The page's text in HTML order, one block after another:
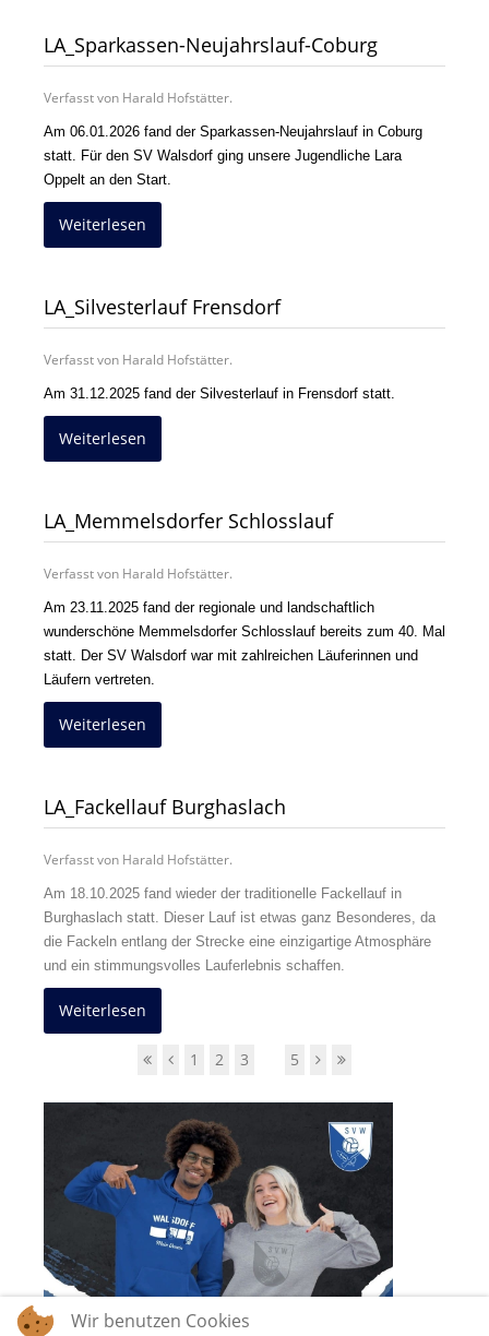
LA_Sparkassen-Neujahrslauf-Coburg
Verfasst von Harald Hofstätter.
Am 06.01.2026 fand der Sparkassen-Neujahrslauf in Coburg
statt. Für den SV Walsdorf ging unsere Jugendliche Lara
Oppelt an den Start.
Weiterlesen
LA_Silvesterlauf Frensdorf
Verfasst von Harald Hofstätter.
Am 31.12.2025 fand der Silvesterlauf in Frensdorf statt.
Weiterlesen
LA_Memmelsdorfer Schlosslauf
Verfasst von Harald Hofstätter.
Am 23.11.2025 fand der regionale und landschaftlich
wunderschöne Memmelsdorfer Schlosslauf bereits zum 40. Mal
statt. Der SV Walsdorf war mit zahlreichen Läuferinnen und
Läufern vertreten.
Weiterlesen
LA_Fackellauf Burghaslach
Verfasst von Harald Hofstätter.
Am 18.10.2025 fand wieder der traditionelle Fackellauf in
Burghaslach statt. Dieser Lauf ist etwas ganz Besonderes, da
die Fackeln entlang der Strecke eine einzigartige Atmosphäre
und ein stimmungsvolles Lauferlebnis schaffen.
Weiterlesen
1 2 3 5
Wir benutzen Cookies